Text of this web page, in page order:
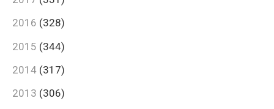
2016 (328)
2015 (344)
2014 (317)
2013 (306)